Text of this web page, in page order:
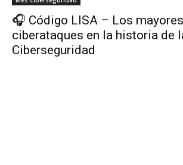
🎧 Código LISA – Los mayores
ciberataques en la historia de
Ciberseguridad